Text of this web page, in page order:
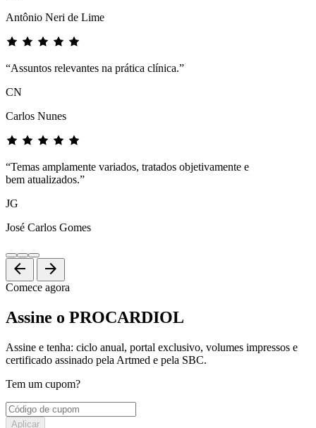
Antônio Neri de Lime
“Assuntos relevantes na prática clínica.”
CN
Carlos Nunes
“Temas amplamente variados, tratados objetivamente e
bem atualizados.”
JG
José Carlos Gomes
arrow_back arrow_forward
Comece agora
Assine o PROCARDIOL
Assine e tenha: ciclo anual, portal exclusivo, volumes impressos e
certificado assinado pela Artmed e pela SBC.
Tem um cupom?
Aplicar